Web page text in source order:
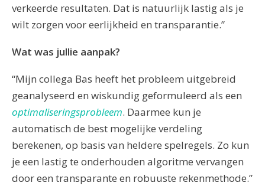
verkeerde resultaten. Dat is natuurlijk lastig als je
wilt zorgen voor eerlijkheid en transparantie.”
Wat was jullie aanpak?
“Mijn collega Bas heeft het probleem uitgebreid
geanalyseerd en wiskundig geformuleerd als een
optimaliseringsprobleem. Daarmee kun je
automatisch de best mogelijke verdeling
berekenen, op basis van heldere spelregels. Zo kun
je een lastig te onderhouden algoritme vervangen
door een transparante en robuuste rekenmethode.”